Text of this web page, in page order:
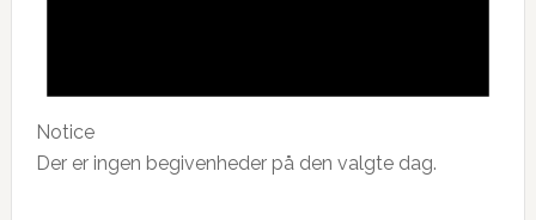
Notice
Der er ingen begivenheder på den valgte dag.